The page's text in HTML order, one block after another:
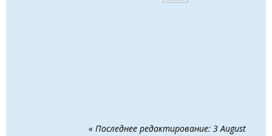
« Последнее редактирование: 3 August